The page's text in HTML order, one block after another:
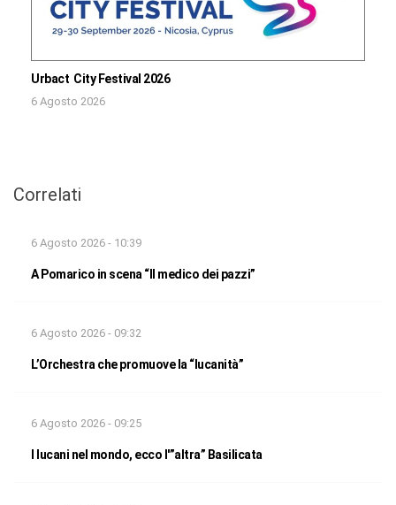
Urbact City Festival 2026
6 Agosto 2026
Correlati
6 Agosto 2026 - 10:39
A Pomarico in scena “Il medico dei pazzi”
6 Agosto 2026 - 09:32
L’Orchestra che promuove la “lucanità”
6 Agosto 2026 - 09:25
I lucani nel mondo, ecco l'”altra” Basilicata